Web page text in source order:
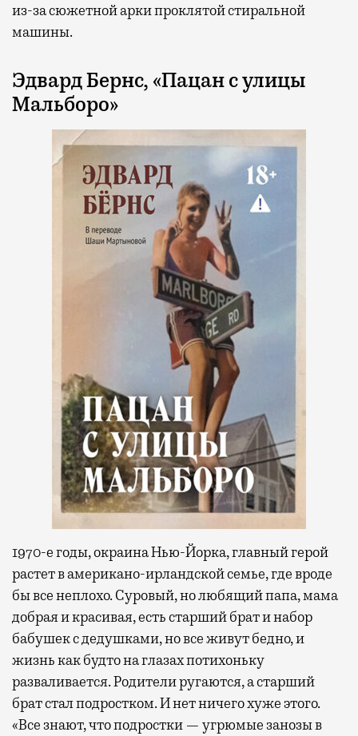
из-за сюжетной арки проклятой стиральной
машины.
Эдвард Бернс, «Пацан с улицы
Мальборо»
1970-е годы, окраина Нью-Йорка, главный герой
растет в американо-ирландской семье, где вроде
бы все неплохо. Суровый, но любящий папа, мама
добрая и красивая, есть старший брат и набор
бабушек с дедушками, но все живут бедно, и
жизнь как будто на глазах потихоньку
разваливается. Родители ругаются, а старший
брат стал подростком. И нет ничего хуже этого.
«Все знают, что подростки — угрюмые занозы в